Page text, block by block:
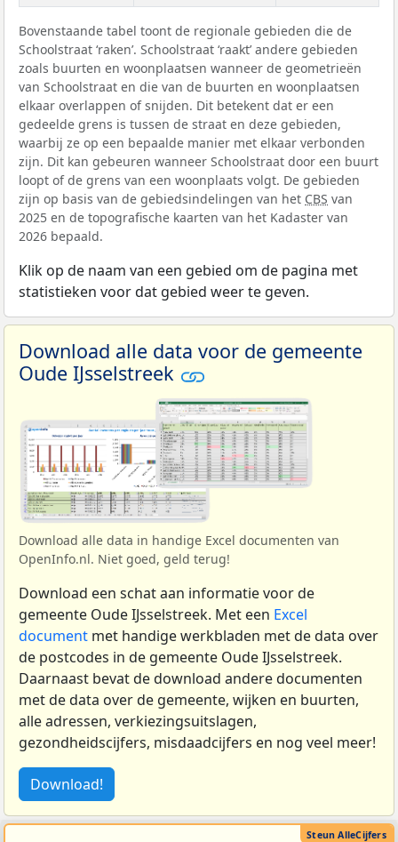
Bovenstaande tabel toont de regionale gebieden die de
Schoolstraat ‘raken’. Schoolstraat ‘raakt’ andere gebieden
zoals buurten en woonplaatsen wanneer de geometrieën
van Schoolstraat en die van de buurten en woonplaatsen
elkaar overlappen of snijden. Dit betekent dat er een
gedeelde grens is tussen de straat en deze gebieden,
waarbij ze op een bepaalde manier met elkaar verbonden
zijn. Dit kan gebeuren wanneer Schoolstraat door een buurt
loopt of de grens van een woonplaats volgt. De gebieden
zijn op basis van de gebiedsindelingen van het CBS van
2025 en de topografische kaarten van het Kadaster van
2026 bepaald.
Klik op de naam van een gebied om de pagina met
statistieken voor dat gebied weer te geven.
Download alle data voor de gemeente
Oude IJsselstreek
Download alle data in handige Excel documenten van
OpenInfo.nl. Niet goed, geld terug!
Download een schat aan informatie voor de
gemeente Oude IJsselstreek. Met een Excel
document met handige werkbladen met de data over
de postcodes in de gemeente Oude IJsselstreek.
Daarnaast bevat de download andere documenten
met de data over de gemeente, wijken en buurten,
alle adressen, verkiezingsuitslagen,
gezondheidscijfers, misdaadcijfers en nog veel meer!
Download!